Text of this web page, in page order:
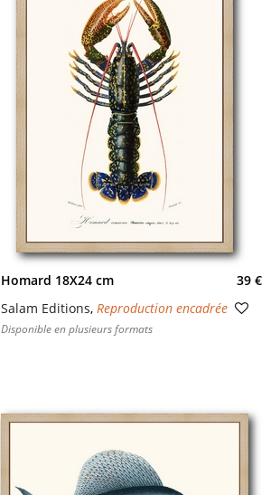
Homard 18X24 cm
39 €
Salam Editions,Reproduction encadrée
Disponible en plusieurs formats